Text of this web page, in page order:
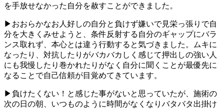
を手放せなかった自分を赦すことができました。
▶おおらかなお人好しの自分と負けず嫌いで見栄っ張りで自
分を大きくみせようと、条件反射する自分のギャップにバラ
ンス取れず、本心とは違う行動すると気づきました。ムキに
なったり、対抗したりがバカバカしく感じて押出しの強い人
にも我慢したり巻かれたりがなく自分に聞くことが最優先に
なることで自己信頼が目覚めてきています。
▶負けたくない！と感じた事がないと思っていたが、施術の
次の日の朝、いつものように時間がなくなりバタバタ出掛け